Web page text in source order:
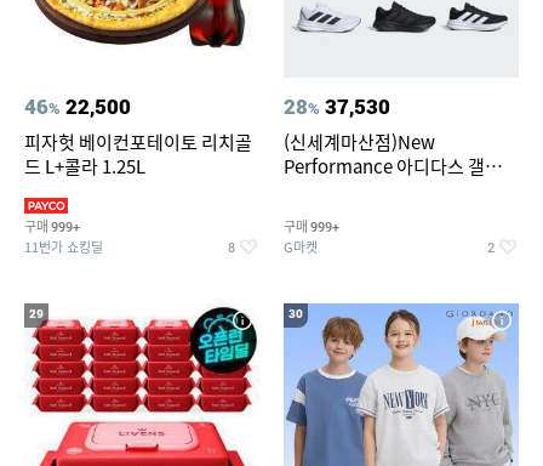
46% 22,500
피자헛 베이컨포테이토 리치골
드 L+콜라 1.25L
구매 999+
11번가 쇼킹딜 8
28% 37,530
(신세계마산점)New
Performance 아디다스 갤럭시
구매 999+
G마켓 2
29 30